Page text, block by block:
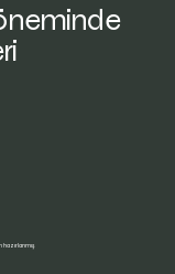
hazırlanmış